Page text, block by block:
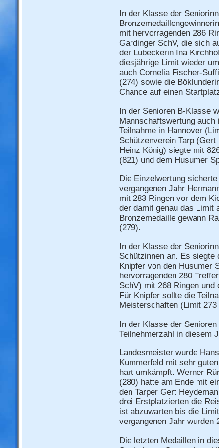
In der Klasse der
mit hervorragenden 286
Gardinger SchV, die sich
der Lübeckerin Ina
diesjährige Limit wieder
auch Cornelia Fischer-
(274) sowie die
Chance auf einen
In der Senioren B-Klasse
Mannschaftswertung
Teilnahme in Hannover
Schützenverein Tarp
Heinz König) siegte mit
(821) und dem Husumer
Die Einzelwertung
vergangenen Jahr
mit 283 Ringen vor dem
der damit genau das Limit
Bronzemedaille gewann
(279).
In der Klasse der
Schützinnen an. Es siegte
Knipfer von den Husumer
hervorragenden 280
SchV) mit 268 Ringen
Für Knipfer sollte die
Meisterschaften (Limit
In der Klasse der
Teilnehmerzahl in diesem
Landesmeister wurde
Kummerfeld mit sehr
hart umkämpft. Werner
(280) hatte am Ende mit
den Tarper Gert
drei Erstplatzierten die
ist abzuwarten bis die
vergangenen Jahr wurden
Die letzten Medaillen in